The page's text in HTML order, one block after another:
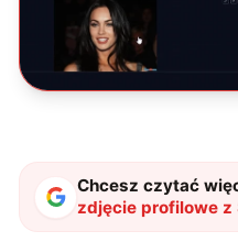
Chcesz czytać
zdjęcie profilowe z
Gainward.